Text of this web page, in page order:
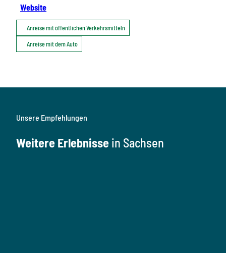
Website
Anreise mit öffentlichen Verkehrsmitteln
Anreise mit dem Auto
Unsere Empfehlungen
Weitere Erlebnisse in Sachsen